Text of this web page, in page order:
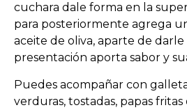
cuchara dale forma en la
para posteriormente agrega
aceite de oliva, aparte de
presentación aporta sabor y
Puedes acompañar con
verduras, tostadas, papas